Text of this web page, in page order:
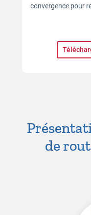
convergence pour
de